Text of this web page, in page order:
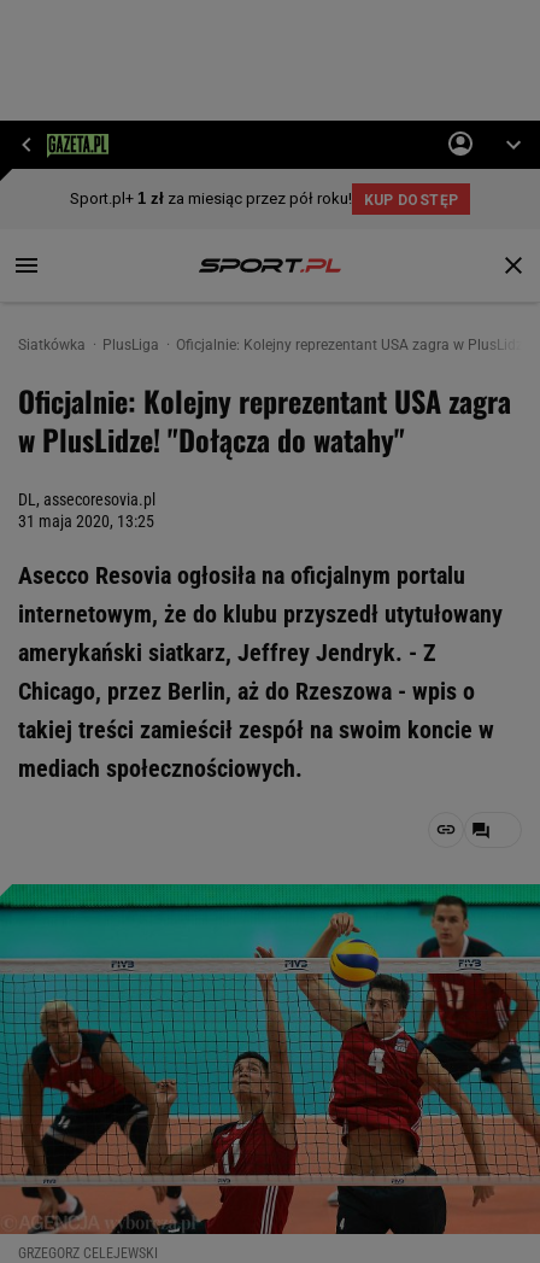
Siatkówka PlusLiga Oficjalnie: Kolejny reprezentant USA zagra w PlusLidze!
Oficjalnie: Kolejny reprezentant USA zagra
w PlusLidze! "Dołącza do watahy"
DL, assecoresovia.pl
31 maja 2020, 13:25
Asecco Resovia ogłosiła na oficjalnym portalu
internetowym, że do klubu przyszedł utytułowany
amerykański siatkarz, Jeffrey Jendryk. - Z
Chicago, przez Berlin, aż do Rzeszowa - wpis o
takiej treści zamieścił zespół na swoim koncie w
mediach społecznościowych.
GRZEGORZ CELEJEWSKI